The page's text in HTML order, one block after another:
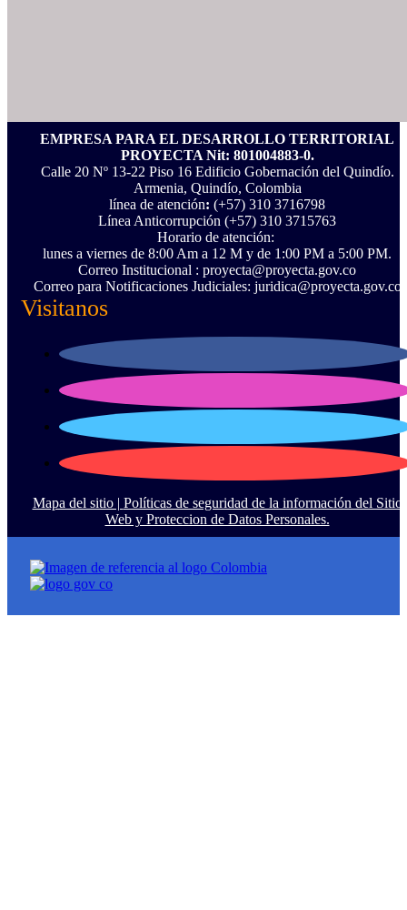
EMPRESA PARA EL DESARROLLO TERRITORIAL
PROYECTA Nit: 801004883-0.
Calle 20 Nº 13-22 Piso 16 Edificio Gobernación del Quindío.
Armenia, Quindío, Colombia
línea de atención: (+57) 310 3716798
Línea Anticorrupción ‪(+57) 310 3715763‬
Horario de atención:
lunes a viernes de 8:00 Am a 12 M y de 1:00 PM a 5:00 PM.
Correo Institucional : proyecta@proyecta.gov.co
Correo para Notificaciones Judiciales: juridica@proyecta.gov.co
Visitanos
Mapa del sitio | Políticas de seguridad de la información del Sitio
Web y Proteccion de Datos Personales.